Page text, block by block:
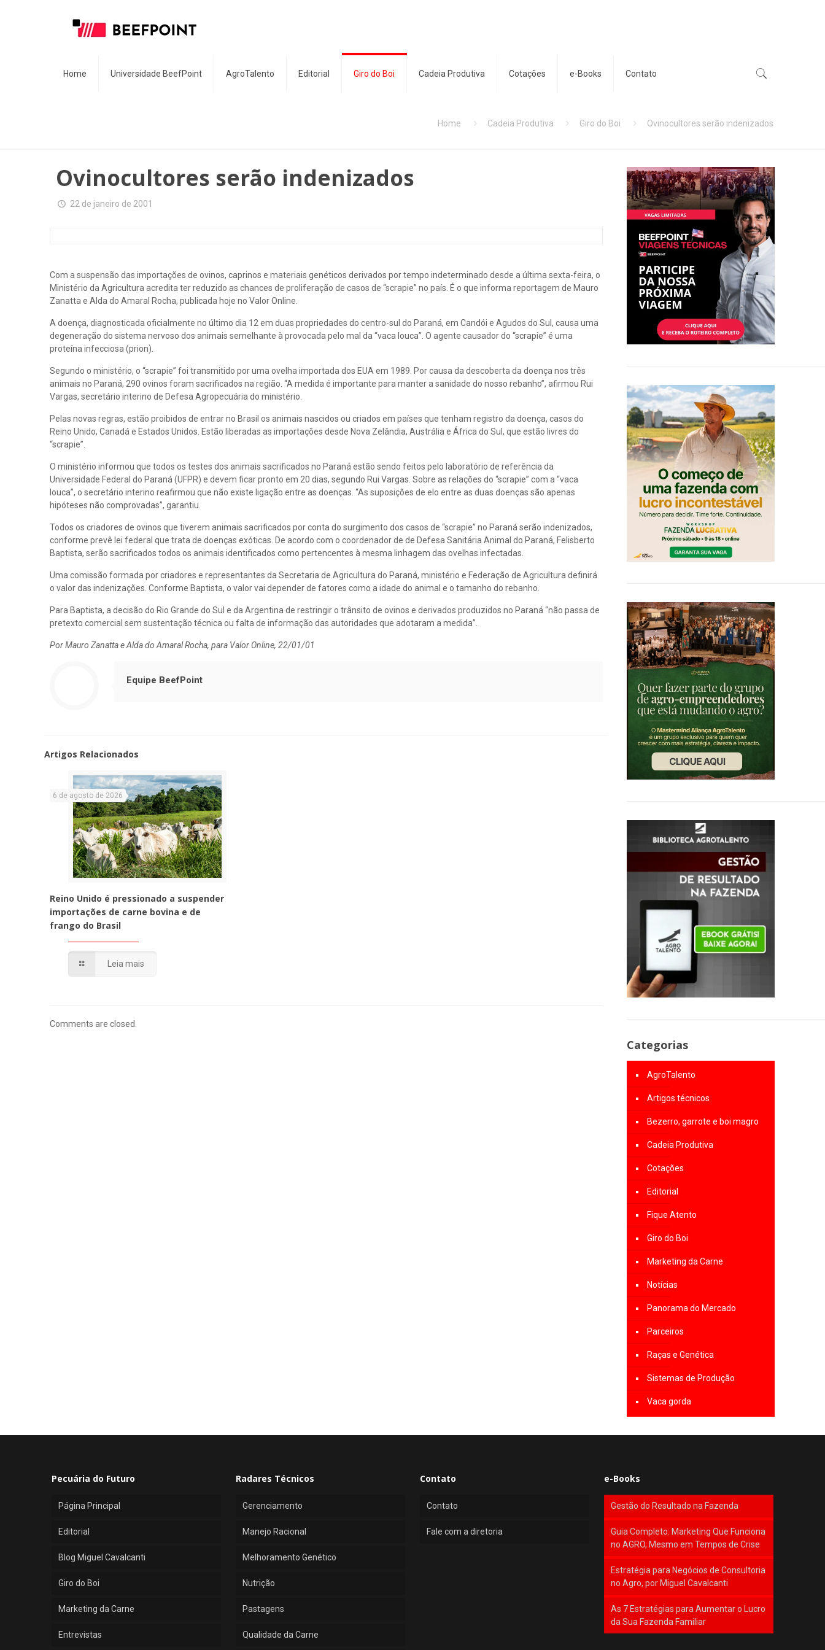
Home Universidade BeefPoint AgroTalento Editorial Giro do Boi Cadeia Produtiva Cotações e-Books Contato
Home Cadeia Produtiva Giro do Boi Ovinocultores serão indenizados
Ovinocultores serão indenizados
22 de janeiro de 2001
Com a suspensão das importações de ovinos, caprinos e materiais genéticos derivados por tempo indeterminado desde a última sexta-feira, o
Ministério da Agricultura acredita ter reduzido as chances de proliferação de casos de “scrapie” no país. É o que informa reportagem de Mauro
Zanatta e Alda do Amaral Rocha, publicada hoje no Valor Online.
A doença, diagnosticada oficialmente no último dia 12 em duas propriedades do centro-sul do Paraná, em Candói e Agudos do Sul, causa uma
degeneração do sistema nervoso dos animais semelhante à provocada pelo mal da “vaca louca”. O agente causador do “scrapie” é uma
proteína infecciosa (prion).
Segundo o ministério, o “scrapie” foi transmitido por uma ovelha importada dos EUA em 1989. Por causa da descoberta da doença nos três
animais no Paraná, 290 ovinos foram sacrificados na região. “A medida é importante para manter a sanidade do nosso rebanho”, afirmou Rui
Vargas, secretário interino de Defesa Agropecuária do ministério.
Pelas novas regras, estão proibidos de entrar no Brasil os animais nascidos ou criados em países que tenham registro da doença, casos do
Reino Unido, Canadá e Estados Unidos. Estão liberadas as importações desde Nova Zelândia, Austrália e África do Sul, que estão livres do
“scrapie”.
O ministério informou que todos os testes dos animais sacrificados no Paraná estão sendo feitos pelo laboratório de referência da
Universidade Federal do Paraná (UFPR) e devem ficar pronto em 20 dias, segundo Rui Vargas. Sobre as relações do “scrapie” com a “vaca
louca”, o secretário interino reafirmou que não existe ligação entre as doenças. “As suposições de elo entre as duas doenças são apenas
hipóteses não comprovadas”, garantiu.
Todos os criadores de ovinos que tiverem animais sacrificados por conta do surgimento dos casos de “scrapie” no Paraná serão indenizados,
conforme prevê lei federal que trata de doenças exóticas. De acordo com o coordenador de de Defesa Sanitária Animal do Paraná, Felisberto
Baptista, serão sacrificados todos os animais identificados como pertencentes à mesma linhagem das ovelhas infectadas.
Uma comissão formada por criadores e representantes da Secretaria de Agricultura do Paraná, ministério e Federação de Agricultura definirá
o valor das indenizações. Conforme Baptista, o valor vai depender de fatores como a idade do animal e o tamanho do rebanho.
Para Baptista, a decisão do Rio Grande do Sul e da Argentina de restringir o trânsito de ovinos e derivados produzidos no Paraná “não passa de
pretexto comercial sem sustentação técnica ou falta de informação das autoridades que adotaram a medida”.
Por Mauro Zanatta e Alda do Amaral Rocha, para Valor Online, 22/01/01
Equipe BeefPoint
Artigos Relacionados
6 de agosto de 2026
Reino Unido é pressionado a suspender
importações de carne bovina e de
frango do Brasil
Leia mais
Comments are closed.
Categorias
AgroTalento
Artigos técnicos
Bezerro, garrote e boi magro
Cadeia Produtiva
Cotações
Editorial
Fique Atento
Giro do Boi
Marketing da Carne
Notícias
Panorama do Mercado
Parceiros
Raças e Genética
Sistemas de Produção
Vaca gorda
Pecuária do Futuro
Página Principal
Editorial
Blog Miguel Cavalcanti
Giro do Boi
Marketing da Carne
Entrevistas
Radares Técnicos
Gerenciamento
Manejo Racional
Melhoramento Genético
Nutrição
Pastagens
Qualidade da Carne
Contato
Contato
Fale com a diretoria
e-Books
Gestão do Resultado na Fazenda
Guia Completo: Marketing Que Funciona
no AGRO, Mesmo em Tempos de Crise
Estratégia para Negócios de Consultoria
no Agro, por Miguel Cavalcanti
As 7 Estratégias para Aumentar o Lucro
da Sua Fazenda Familiar